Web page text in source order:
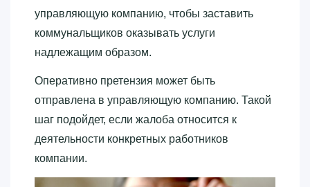
управляющую компанию, чтобы заставить
коммунальщиков оказывать услуги
надлежащим образом.
Оперативно претензия может быть
отправлена в управляющую компанию. Такой
шаг подойдет, если жалоба относится к
деятельности конкретных работников
компании.